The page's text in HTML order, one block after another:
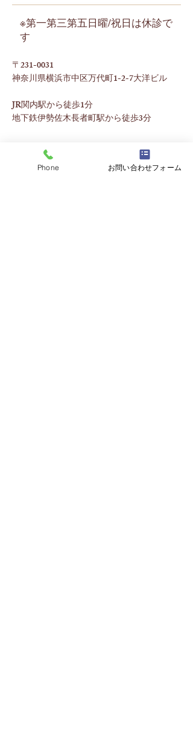
​※第一第三第五日曜/祝日は休診で
す
〒231-0031
神奈川県横浜市中区万代町1-2-7大洋ビル
JR関内駅から徒歩1分
地下鉄伊勢佐木長者町駅から徒歩3分
Phone お問い合わせフォーム